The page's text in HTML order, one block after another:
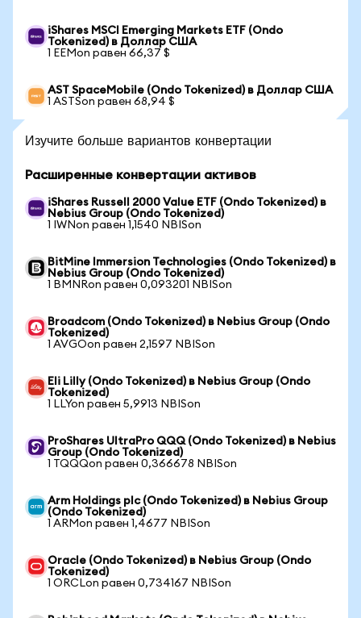
iShares MSCI Emerging Markets ETF (Ondo
Tokenized) в Доллар США
1 EEMon равен 66,37 $
AST SpaceMobile (Ondo Tokenized) в Доллар США
1 ASTSon равен 68,94 $
Изучите больше вариантов конвертации
Расширенные конвертации активов
iShares Russell 2000 Value ETF (Ondo Tokenized) в
Nebius Group (Ondo Tokenized)
1 IWNon равен 1,1540 NBISon
BitMine Immersion Technologies (Ondo Tokenized) в
Nebius Group (Ondo Tokenized)
1 BMNRon равен 0,093201 NBISon
Broadcom (Ondo Tokenized) в Nebius Group (Ondo
Tokenized)
1 AVGOon равен 2,1597 NBISon
Eli Lilly (Ondo Tokenized) в Nebius Group (Ondo
Tokenized)
1 LLYon равен 5,9913 NBISon
ProShares UltraPro QQQ (Ondo Tokenized) в Nebius
Group (Ondo Tokenized)
1 TQQQon равен 0,366678 NBISon
Arm Holdings plc (Ondo Tokenized) в Nebius Group
(Ondo Tokenized)
1 ARMon равен 1,4677 NBISon
Oracle (Ondo Tokenized) в Nebius Group (Ondo
Tokenized)
1 ORCLon равен 0,734167 NBISon